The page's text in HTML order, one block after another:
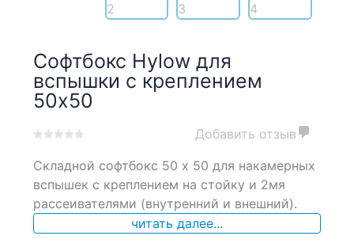
Софтбокс Hylow для
вспышки с креплением
50х50
out
on
Добавить отзыв
Складной софтбокс 50 х 50 для накамерных
вспышек с креплением на стойку и 2мя
рассеивателями (внутренний и внешний).
читать далее...